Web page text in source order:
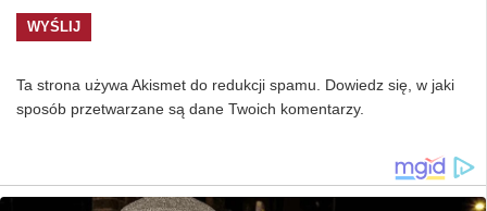
Ta strona używa Akismet do redukcji spamu. Dowiedz się, w jaki
sposób przetwarzane są dane Twoich komentarzy.